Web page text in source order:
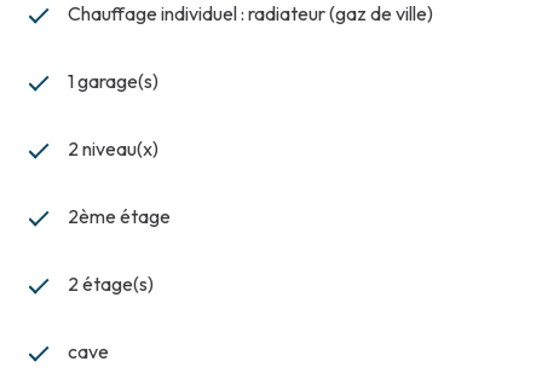
Chauffage individuel : radiateur (gaz de ville)
1 garage(s)
2 niveau(x)
2ème étage
2 étage(s)
cave